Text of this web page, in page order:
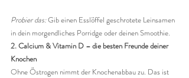
Probier das: Gib einen Esslöffel geschrotete Leinsamen
in dein morgendliches Porridge oder deinen Smoothie.
2. Calcium & Vitamin D – die besten Freunde deiner
Knochen
Ohne Östrogen nimmt der Knochenabbau zu. Das ist